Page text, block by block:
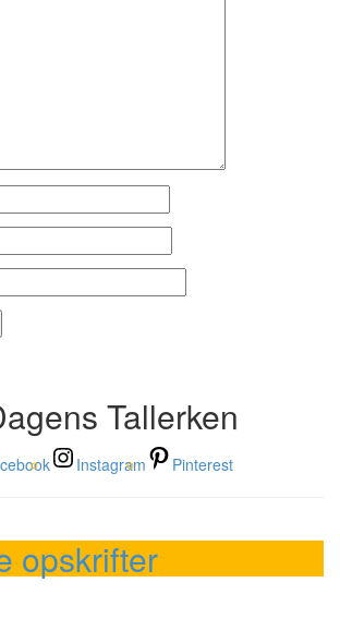
Tallerken
Instagram Pinterest
opskrifter